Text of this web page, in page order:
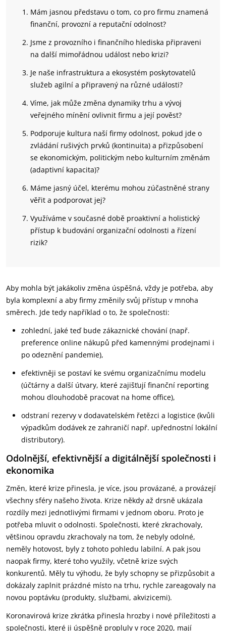
Mám jasnou představu o tom, co pro firmu znamená
finanční, provozní a reputační odolnost?
Jsme z provozního i finančního hlediska připraveni
na další mimořádnou událost nebo krizi?
Je naše infrastruktura a ekosystém poskytovatelů
služeb agilní a připravený na různé události?
Víme, jak může změna dynamiky trhu a vývoj
veřejného mínění ovlivnit firmu a její pověst?
Podporuje kultura naší firmy odolnost, pokud jde o
zvládání rušivých prvků (kontinuita) a přizpůsobení
se ekonomickým, politickým nebo kulturním změnám
(adaptivní kapacita)?
Máme jasný účel, kterému mohou zúčastněné strany
věřit a podporovat jej?
Využíváme v současné době proaktivní a holistický
přístup k budování organizační odolnosti a řízení
rizik?
Aby mohla být jakákoliv změna úspěšná, vždy je potřeba, aby
byla komplexní a aby firmy změnily svůj přístup v mnoha
směrech. Jde tedy například o to, že společnosti:
zohlední, jaké teď bude zákaznické chování (např.
preference online nákupů před kamennými prodejnami i
po odeznění pandemie),
efektivněji se postaví ke svému organizačnímu modelu
(účtárny a další útvary, které zajišťují finanční reporting
mohou dlouhodobě pracovat na home office),
odstraní rezervy v dodavatelském řetězci a logistice (kvůli
výpadkům dodávek ze zahraničí např. upřednostní lokální
distributory).
Odolnější, efektivnější a digitálnější společnosti i
ekonomika
Změn, které krize přinesla, je více, jsou provázané, a provázejí
všechny sféry našeho života. Krize někdy až drsně ukázala
rozdíly mezi jednotlivými firmami v jednom oboru. Proto je
potřeba mluvit o odolnosti. Společnosti, které zkrachovaly,
většinou opravdu zkrachovaly na tom, že nebyly odolné,
neměly hotovost, byly z tohoto pohledu labilní. A pak jsou
naopak firmy, které toho využily, včetně krize svých
konkurentů. Měly tu výhodu, že byly schopny se přizpůsobit a
dokázaly zaplnit prázdné místo na trhu, rychle zareagovaly na
novou poptávku (produkty, službami, akvizicemi).
Koronavirová krize zkrátka přinesla hrozby i nové příležitosti a
společnosti, které ji úspěšně propluly v roce 2020, mají